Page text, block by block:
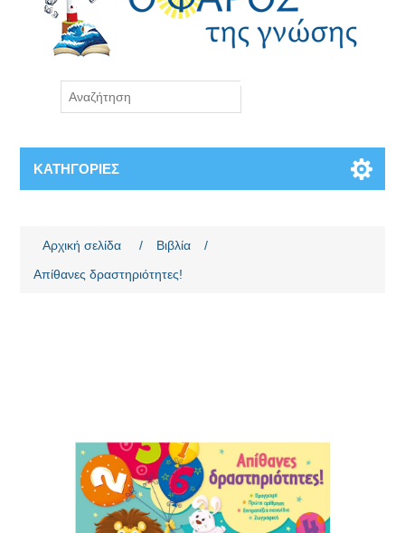
ΚΑΤΗΓΟΡΊΕΣ
Αρχική σελίδα / Βιβλία
/
Απίθανες δραστηριότητες!